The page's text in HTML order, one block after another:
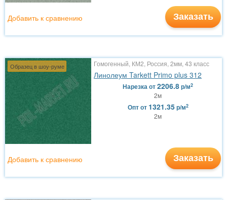
Заказать
Добавить к сравнению
Образец в шоу-руме Гомогенный, КМ2, Россия, 2мм, 43 класс
Линолеум Tarkett Primo plus 312
Нарезкаот2206.8р/м2
2м
Оптот 1321.35р/м2
2м
Заказать
Добавить к сравнению